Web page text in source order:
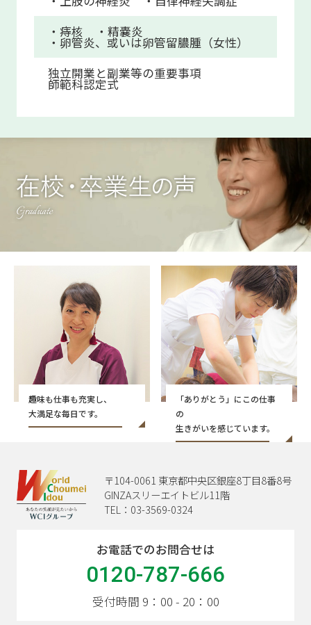
・痔核
・精嚢炎
・卵管炎、或いは卵管留膿腫（女性）
独立開業と副業等の重要事項
師範科認定式
趣味も仕事も充実し、
大満足な毎日です。
「ありがとう」にこの仕事
の
生きがいを感じています。
〒104-0061 東京都中央区銀座8丁目8番8号
GINZAスリーエイトビル11階
TEL：03-3569-0324
お電話でのお問合せは
0120-787-666
受付時間 9：00 - 20：00